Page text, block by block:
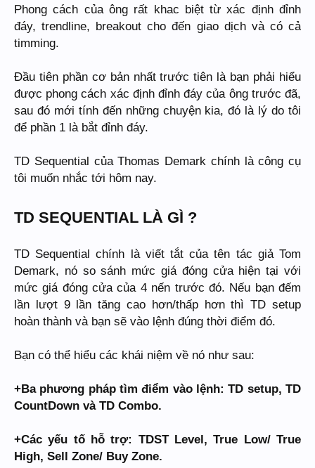
Phong cách của ông rất khac biệt từ xác định đỉnh
đáy, trendline, breakout cho đến giao dịch và có cả
timming.
Đầu tiên phần cơ bản nhất trước tiên là bạn phải hiểu
được phong cách xác định đỉnh đáy của ông trước đã,
sau đó mới tính đến những chuyện kia, đó là lý do tôi
để phần 1 là bắt đỉnh đáy.
TD Sequential của Thomas Demark chính là công cụ
tôi muốn nhắc tới hôm nay.
TD SEQUENTIAL LÀ GÌ ?
TD Sequential chính là viết tắt của tên tác giả Tom
Demark, nó so sánh mức giá đóng cửa hiện tại với
mức giá đóng cửa của 4 nến trước đó. Nếu bạn đếm
lần lượt 9 lần tăng cao hơn/thấp hơn thì TD setup
hoàn thành và bạn sẽ vào lệnh đúng thời điểm đó.
Bạn có thể hiểu các khái niệm về nó như sau:
+Ba phương pháp tìm điểm vào lệnh: TD setup, TD
CountDown và TD Combo.
+Các yếu tố hỗ trợ: TDST Level, True Low/ True
High, Sell Zone/ Buy Zone.